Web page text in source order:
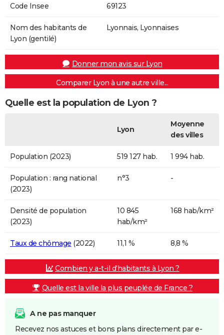
Code Insee 69123
Nom des habitants de
Lyon (gentilé)
Lyonnais, Lyonnaises
Donner mon avis sur Lyon
Comparer Lyon à une autre ville...
Quelle est la population de Lyon ?
Lyon
Moyenne
des villes
Population (2023) 519 127 hab. 1 994 hab.
Population : rang national
(2023)
n°3 -
Densité de population
(2023)
10 845
hab/km²
168 hab/km²
Taux de chômage (2022) 11,1 % 8,8 %
Combien y a-t-il d'habitants à Lyon ?
Quelle est la ville la plus peuplée de France ?
A ne pas manquer
Recevez nos astuces et bons plans directement par e-